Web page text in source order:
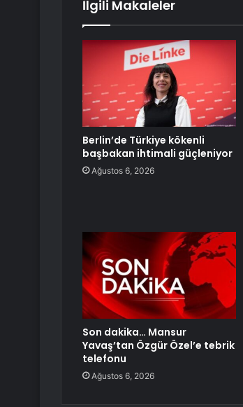
İlgili Makaleler
Berlin’de Türkiye kökenli
başbakan ihtimali güçleniyor
Ağustos 6, 2026
Son dakika… Mansur
Yavaş’tan Özgür Özel’e tebrik
telefonu
Ağustos 6, 2026